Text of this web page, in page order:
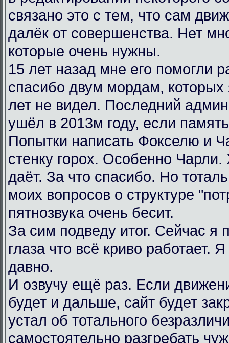
связано это с тем, что сам
далёк от совершенства. Нет
которые очень нужны.
15 лет назад мне его помогли
спасибо двум мордам, которых
лет не видел. Последний
ушёл в 2013м году, если
Попытки написать Фокселю и
стенку горох. Особенно Чарли.
даёт. За что спасибо. Но
моих вопросов о структуре
пятнозвука очень бесит.
За сим подведу итог. Сейчас я
глаза что всё криво работает.
давно.
И озвучу ещё раз. Если
будет и дальше, сайт будет
устал об тотального
самостоятельно разгребать